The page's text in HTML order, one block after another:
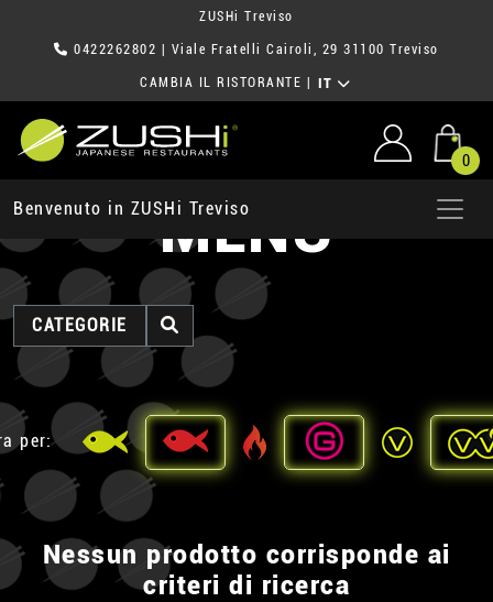
ZUSHi Treviso
0422262802 | Viale Fratelli Cairoli, 29 31100 Treviso
CAMBIA IL RISTORANTE IT
0
Benvenuto in ZUSHi TrevisoMENU
CATEGORIE
per:
Nessun prodotto corrisponde ai
criteri di ricerca